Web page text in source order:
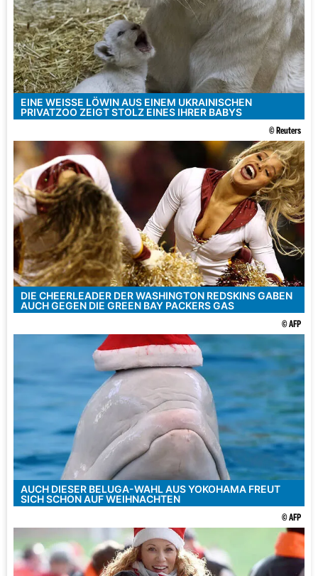
EINE WEISSE LÖWIN AUS EINEM UKRAINISCHEN P
RIVATZOO ZEIGT STOLZ EINES IHRER BABYS
© Reuters
DIE CHEERLEADER DER WASHINGTON REDSKINS GABEN
AUCH GEGEN DIE GREEN BAY PACKERS GAS
© AFP
AUCH DIESER BELUGA-WAHL AUS YOKOHAMA FREUT
SICH SCHON AUF WEIHNACHTEN
© AFP